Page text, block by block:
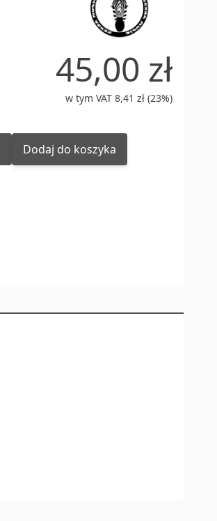
45,00 zł
w tym VAT 8,41 zł (23%)
Dodaj do koszyka